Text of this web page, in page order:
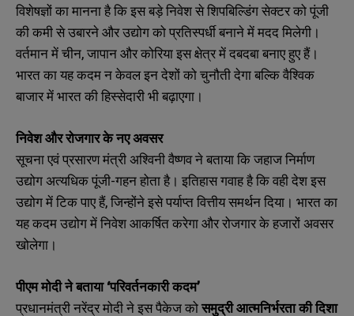
विशेषज्ञों का मानना है कि इस बड़े निवेश से शिपबिल्डिंग सेक्टर को पूंजी
की कमी से उबारने और उद्योग को प्रतिस्पर्धी बनाने में मदद मिलेगी।
वर्तमान में चीन, जापान और कोरिया इस क्षेत्र में दबदबा बनाए हुए हैं।
भारत का यह कदम न केवल इन देशों को चुनौती देगा बल्कि वैश्विक
बाजार में भारत की हिस्सेदारी भी बढ़ाएगा।
निवेशऔररोजगारकेनएअवसर
सूचना एवं प्रसारण मंत्री अश्विनी वैष्णव ने बताया कि जहाज निर्माण
उद्योग अत्यधिक पूंजी-गहन होता है। इतिहास गवाह है कि वही देश इस
उद्योग में टिक पाए हैं, जिन्होंने इसे पर्याप्त वित्तीय समर्थन दिया। भारत का
यह कदम उद्योग में निवेश आकर्षित करेगा और रोजगार के हजारों अवसर
खोलेगा।
पीएममोदीनेबताया ‘परिवर्तनकारीकदम’
प्रधानमंत्री नरेंद्र मोदी ने इस पैकेज कोसमुद्रीआत्मनिर्भरताकीदिशा